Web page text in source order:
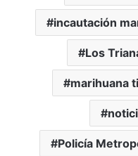
incautación
Los
marihuana
Policía